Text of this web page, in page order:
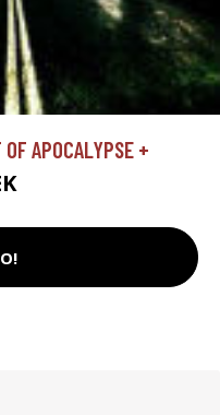
APOCALYPSE +